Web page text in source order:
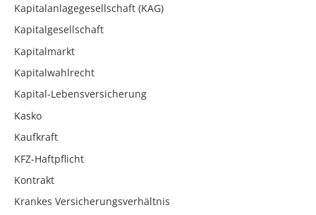
Kapitalanlagegesellschaft (KAG)
Kapitalgesellschaft
Kapitalmarkt
Kapitalwahlrecht
Kapital-Lebensversicherung
Kasko
Kaufkraft
KFZ-Haftpflicht
Kontrakt
Krankes Versicherungsverhältnis